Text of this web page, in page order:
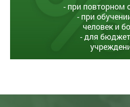
- при повторном
- при
человек и
- для